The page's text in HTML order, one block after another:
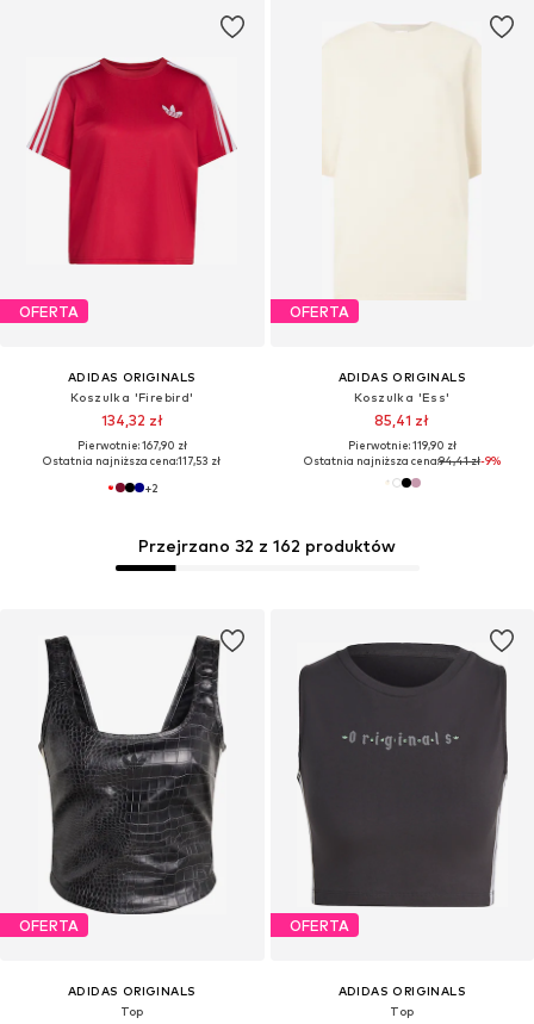
OFERTA
ADIDAS ORIGINALS
Koszulka 'Firebird'
134,32 zł
Pierwotnie: 167,90 zł
Ostatnia najniższa cena:117,53 zł
+2
OFERTA
ADIDAS ORIGINALS
Koszulka 'Ess'
85,41 zł
Pierwotnie: 119,90 zł
Ostatnia najniższa cena:94,41 zł-9%
Przejrzano 32 z 162 produktów
OFERTA
ADIDAS ORIGINALS
Top
OFERTA
ADIDAS ORIGINALS
Top